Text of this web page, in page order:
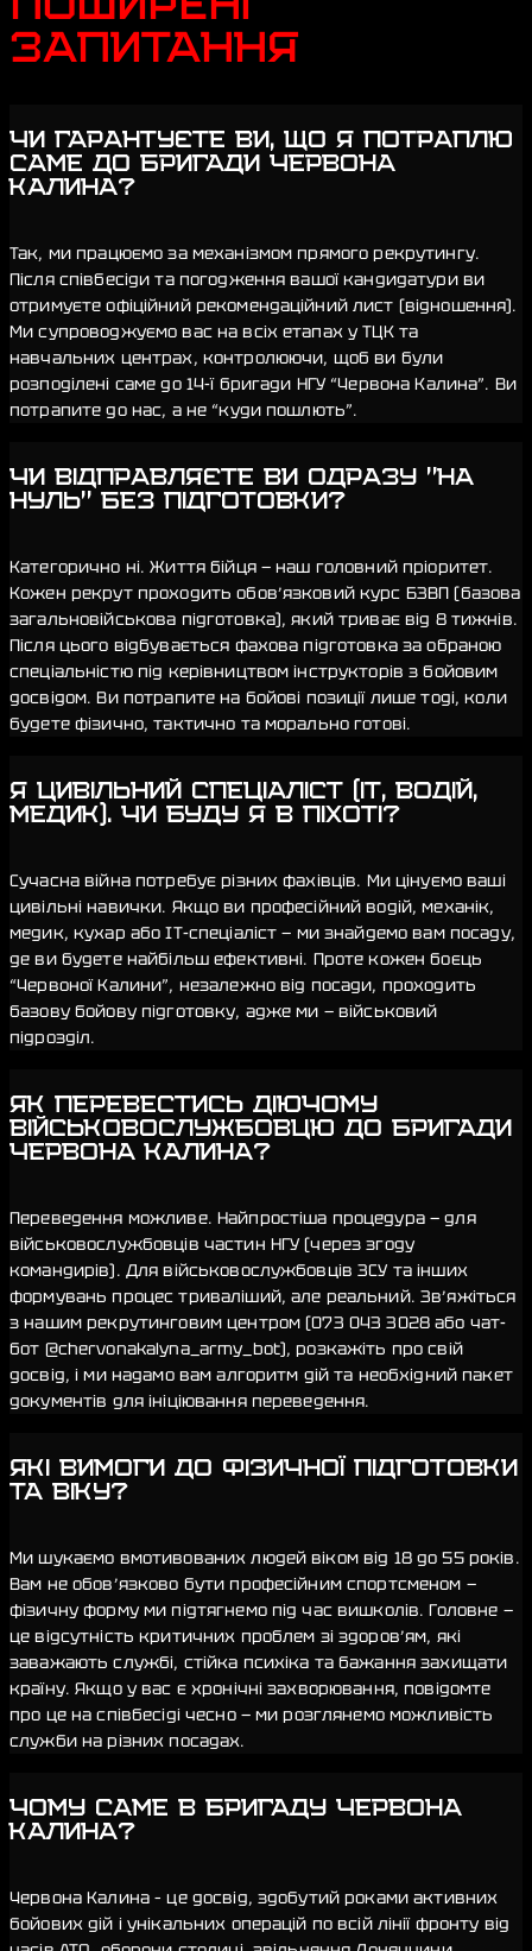
ЗАПИТАННЯ
ЧИ ГАРАНТУЄТЕ ВИ, ЩО Я ПОТРАПЛЮ
САМЕ ДО БРИГАДИ ЧЕРВОНА
КАЛИНА?
Так, ми працюємо за механізмом прямого рекрутингу.
Після співбесіди та погодження вашої кандидатури ви
отримуєте офіційний рекомендаційний лист (відношення).
Ми супроводжуємо вас на всіх етапах у ТЦК та
навчальних центрах, контролюючи, щоб ви були
розподілені саме до 14-ї бригади НГУ “Червона Калина”. Ви
потрапите до нас, а не “куди пошлють”.
ЧИ ВІДПРАВЛЯЄТЕ ВИ ОДРАЗУ "НА
НУЛЬ" БЕЗ ПІДГОТОВКИ?
Категорично ні. Життя бійця — наш головний пріоритет.
Кожен рекрут проходить обов’язковий курс БЗВП (базова
загальновійськова підготовка), який триває від 8 тижнів.
Після цього відбувається фахова підготовка за обраною
спеціальністю під керівництвом інструкторів з бойовим
досвідом. Ви потрапите на бойові позиції лише тоді, коли
будете фізично, тактично та морально готові.
Я ЦИВІЛЬНИЙ СПЕЦІАЛІСТ (IT, ВОДІЙ,
МЕДИК). ЧИ БУДУ Я В ПІХОТІ?
Сучасна війна потребує різних фахівців. Ми цінуємо ваші
цивільні навички. Якщо ви професійний водій, механік,
медик, кухар або IT-спеціаліст — ми знайдемо вам посаду,
де ви будете найбільш ефективні. Проте кожен боєць
“Червоної Калини”, незалежно від посади, проходить
базову бойову підготовку, адже ми — військовий
підрозділ.
⁠ЯК ПЕРЕВЕСТИСЬ ДІЮЧОМУ
ВІЙСЬКОВОСЛУЖБОВЦЮ ДО БРИГАДИ
ЧЕРВОНА КАЛИНА?
Переведення можливе. Найпростіша процедура — для
військовослужбовців частин НГУ (через згоду
командирів). Для військовослужбовців ЗСУ та інших
формувань процес триваліший, але реальний. Зв’яжіться
з нашим рекрутинговим центром (073 043 3028 або чат-
бот @chervonakalyna_army_bot), розкажіть про свій
досвід, і ми надамо вам алгоритм дій та необхідний пакет
документів для ініціювання переведення.
ЯКІ ВИМОГИ ДО ФІЗИЧНОЇ ПІДГОТОВКИ
ТА ВІКУ?
Ми шукаємо вмотивованих людей віком від 18 до 55 років.
Вам не обов’язково бути професійним спортсменом —
фізичну форму ми підтягнемо під час вишколів. Головне —
це відсутність критичних проблем зі здоров’ям, які
заважають службі, стійка психіка та бажання захищати
країну. Якщо у вас є хронічні захворювання, повідомте
про це на співбесіді чесно — ми розглянемо можливість
служби на різних посадах.
⁠ЧОМУ САМЕ В БРИГАДУ ЧЕРВОНА
КАЛИНА?
Червона Калина – це досвід, здобутий роками активних
бойових дій і унікальних операцій по всій лінії фронту від